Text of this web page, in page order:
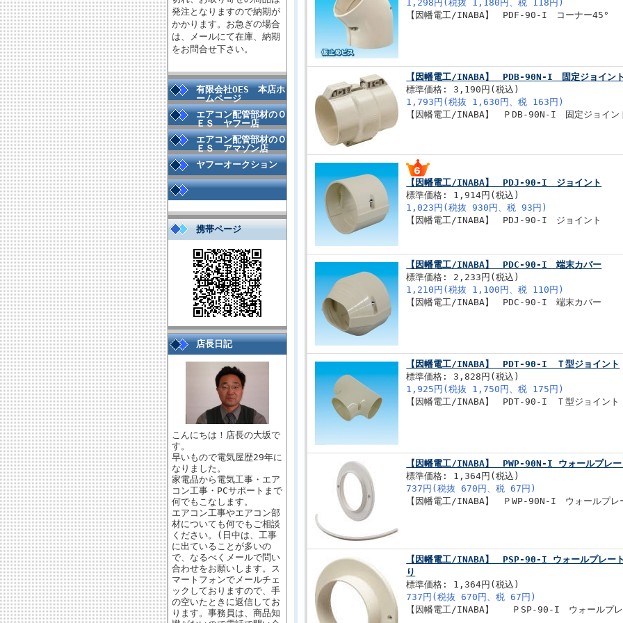
発注となりますので納期が
かかります。お急ぎの場合
は、メールにて在庫、納期
をお問合せ下さい。
有限会社OES 本店ホ
ームページ
エアコン配管部材のＯ
ＥＳ ヤフー店
エアコン配管部材のＯ
ＥＳ アマゾン店
ヤフーオークション
携帯ページ
店長日記
こんにちは！店長の大坂で
す。
早いもので電気屋歴29年に
なりました。
家電品から電気工事・エア
コン工事・PCサポートまで
何でもこなします。
エアコン工事やエアコン部
材についても何でもご相談
ください。(日中は、工事
に出ていることが多いの
で、なるべくメールで問い
合わせをお願いします。ス
マートフォンでメールチェ
ックしておりますので、手
の空いたときに返信してお
ります。事務員は、商品知
1,298円(税抜 1,180円、税 118円)
【因幡電工/INABA】 PDF-90-I コーナー45°
【因幡電工/INABA】 PDB-90N-I 固定ジョイン
標準価格: 3,190円(税込)
1,793円(税抜 1,630円、税 163円)
【因幡電工/INABA】 ＰDB-90N-I 固定ジョイ
【因幡電工/INABA】 PDJ-90-I ジョイント
標準価格: 1,914円(税込)
1,023円(税抜 930円、税 93円)
【因幡電工/INABA】 PDJ-90-I ジョイント
【因幡電工/INABA】 PDC-90-I 端末カバー
標準価格: 2,233円(税込)
1,210円(税抜 1,100円、税 110円)
【因幡電工/INABA】 PDC-90-I 端末カバー
【因幡電工/INABA】 PDT-90-I Ｔ型ジョイント
標準価格: 3,828円(税込)
1,925円(税抜 1,750円、税 175円)
【因幡電工/INABA】 PDT-90-I Ｔ型ジョイント
【因幡電工/INABA】 PWP-90N-I ウォールプレー
標準価格: 1,364円(税込)
737円(税抜 670円、税 67円)
【因幡電工/INABA】 ＰWP-90N-I ウォールプレ
【因幡電工/INABA】 PSP-90-I ウォールプレー
り
標準価格: 1,364円(税込)
737円(税抜 670円、税 67円)
【因幡電工/INABA】 ＰSP-90-I ウォールプレ